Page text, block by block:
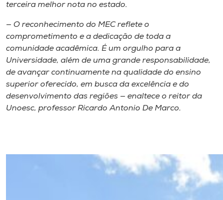
terceira melhor nota no estado.
— O reconhecimento do MEC reflete o
comprometimento e a dedicação de toda a
comunidade acadêmica. É um orgulho para a
Universidade, além de uma grande responsabilidade,
de avançar continuamente na qualidade do ensino
superior oferecido, em busca da excelência e do
desenvolvimento das regiões — enaltece o reitor da
Unoesc, professor Ricardo Antonio De Marco.